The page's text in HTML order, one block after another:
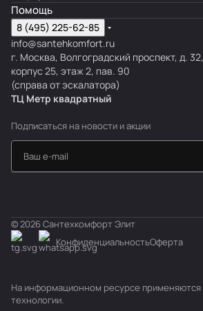
Помощь
8 (495) 225-62-85
info@santehkomfort.ru
г. Москва, Волгоградский проспект, д. 32,
корпус 25, этаж 2, пав. 90
(справа от эскалатора)
ТЦ Метр квадратный
Подписаться на новости и акции
© 2026 Сантехкомфорт Элит
КонфиденциальностьОферта
На информационном ресурсе применяются
технологии.